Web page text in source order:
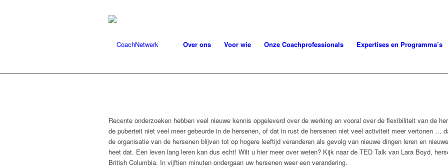
Over ons Voor wie Onze Coachprofessionals Expertises en Programma’s
Recente onderzoeken hebben veel nieuwe kennis opgeleverd over de werking en vooral over de flexibiliteit van de
de puberteit niet veel meer gebeurde in de hersenen, of dat in rust de hersenen niet veel activiteit meer vertonen …
de organisatie van de hersenen blijven tot op hogere leeftijd veranderen als gevolg van nieuwe dingen leren en
heet dat. Een leven lang leren kan dus echt! Wilt u hier meer over weten? Kijk naar de TED Talk van Lara Boyd,
British Columbia. In vijftien minuten ondergaan uw hersenen weer een verandering.